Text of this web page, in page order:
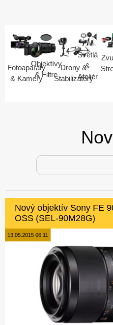
Fotoaparáty
& Kamery
Objektívy
& Filtre
Drony &
Stabilizátory
Svetlá
&
Ateliér
Nový objektív Sony FE
OSS (SEL-90M28G)
13.05.2015 06:11